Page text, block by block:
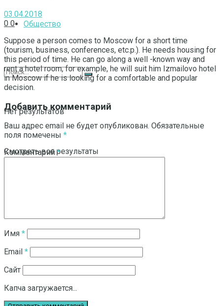
Общество
Нет результатов
Смотреть все результаты
03.04.2018
0 0
Suppose a person comes to Moscow for a short time
(tourism, business, conferences, etc.p.). He needs housing for
this period of time. He can go along a well -known way and
rent a hotel room, for example, he will suit him Izmailovo hotel
in Moscow if he is looking for a comfortable and popular
decision.
Добавить комментарий
Ваш адрес email не будет опубликован. Обязательные
поля помечены *
Комментарий*
Имя *
Email *
Сайт
Капча загружается...